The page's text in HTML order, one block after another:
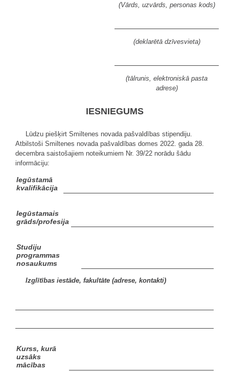
(Vārds, uzvārds, personas kods)
(deklarētā dzīvesvieta)
(tālrunis, elektroniskā pasta
adrese)
IESNIEGUMS
Lūdzu piešķirt Smiltenes novada pašvaldības stipendiju.
Atbilstoši Smiltenes novada pašvaldības domes 2022. gada 28.
decembra saistošajiem noteikumiem Nr. 39/22 norādu šādu
informāciju:
Iegūstamā
kvalifikācija
Iegūstamais
grāds/profesija
Studiju
programmas
nosaukums
Izglītības iestāde, fakultāte (adrese, kontakti)
Kurss, kurā
uzsāks
mācības